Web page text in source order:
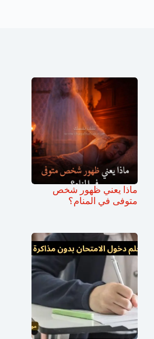
ماذا يعني ظهور شخص
متوفى في المنام؟